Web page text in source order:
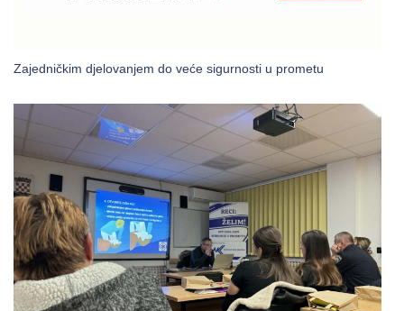
Zajedničkim djelovanjem do veće sigurnosti u prometu